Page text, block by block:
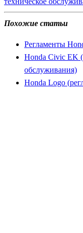
Похожие статьи
Регламенты
Honda Civic EK
обслуживания)
Honda Logo